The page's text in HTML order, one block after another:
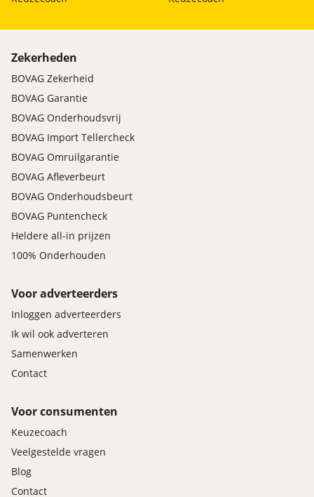
Zekerheden
BOVAG Zekerheid
BOVAG Garantie
BOVAG Onderhoudsvrij
BOVAG Import Tellercheck
BOVAG Omruilgarantie
BOVAG Afleverbeurt
BOVAG Onderhoudsbeurt
BOVAG Puntencheck
Heldere all-in prijzen
100% Onderhouden
Voor adverteerders
Inloggen adverteerders
Ik wil ook adverteren
Samenwerken
Contact
Voor consumenten
Keuzecoach
Veelgestelde vragen
Blog
Contact